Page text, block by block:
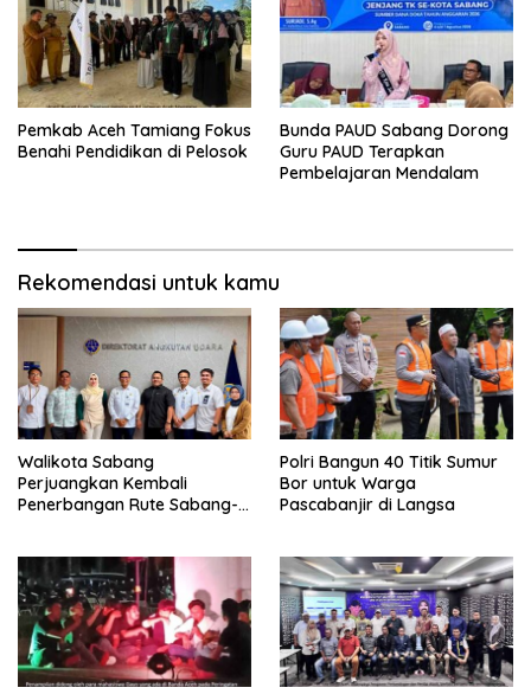
Pemkab Aceh Tamiang Fokus
Benahi Pendidikan di Pelosok
Bunda PAUD Sabang Dorong
Guru PAUD Terapkan
Pembelajaran Mendalam
Rekomendasi untuk kamu
Walikota Sabang
Perjuangkan Kembali
Penerbangan Rute Sabang-
Polri Bangun 40 Titik Sumur
Bor untuk Warga
Pascabanjir di Langsa